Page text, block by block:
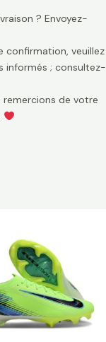
? Envoyez-
confirmation, veuillez
informés ; consultez-
remercions de votre